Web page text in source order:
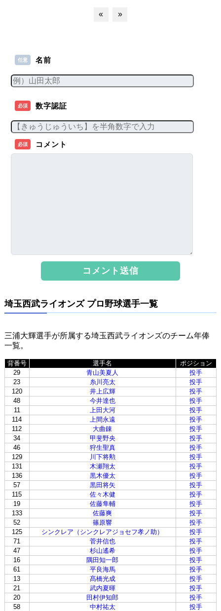
« »
任意 名前
必須 数字認証
必須 コメント
埼玉西武ライオンズ プロ野球選手一覧
三浦大輝選手が所属する埼玉西武ライオンズのチーム年俸
一覧。
背番号 選手名
ポジション
29
青山美夏人
投手
23
糸川亮太
投手
120
井上広輝
投手
48
今井達也
投手
11
上田大河
投手
114
上間永遠
投手
112
大曲錬
投手
34
甲斐野央
投手
46
狩生聖真
投手
129
川下将勲
投手
131
木瀬翔太
投手
136
黒木優太
投手
57
黒田将矢
投手
115
佐々木健
投手
19
佐藤隼輔
投手
133
佐藤爽
投手
52
篠原響
投手
125
シンクレア（シンクレアジョセフ孝ノ助）
投手
71
菅井信也
投手
47
杉山遙希
投手
16
隅田知一郎
投手
61
平良海馬
投手
13
髙橋光成
投手
21
武内夏暉
投手
20
田村伊知郎
投手
58
中村祐太
投手